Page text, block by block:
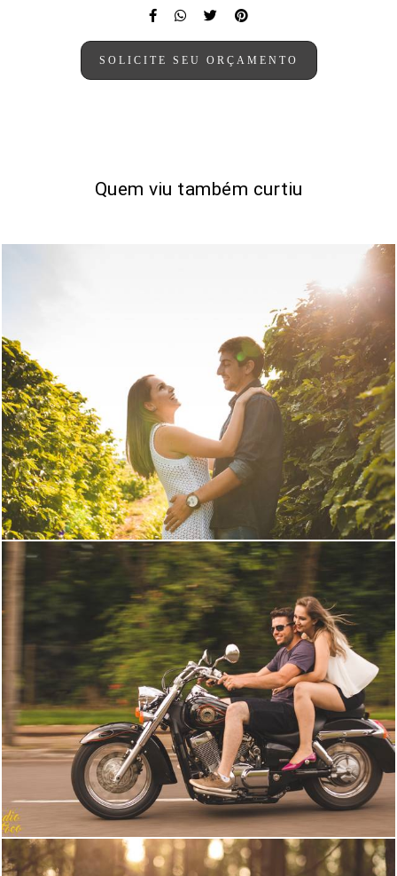
SOLICITE SEU ORÇAMENTO
Quem viu também curtiu
2494
2826 17